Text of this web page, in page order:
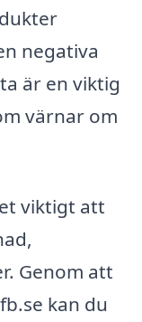
negativa
är en viktig
värnar om
viktigt att
Genom att
kan du